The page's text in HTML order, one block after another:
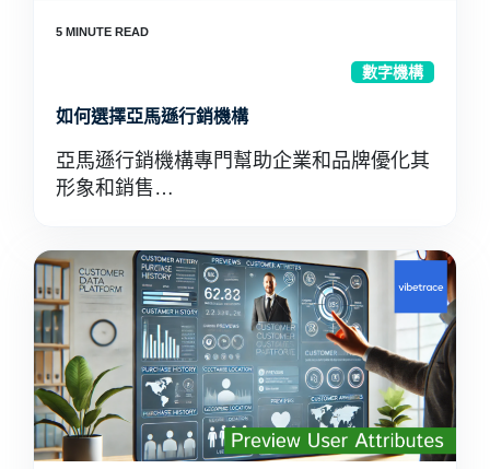
數字機構
如何選擇亞馬遜行銷機構
亞馬遜行銷機構專門幫助企業和品牌優化其
形象和銷售…